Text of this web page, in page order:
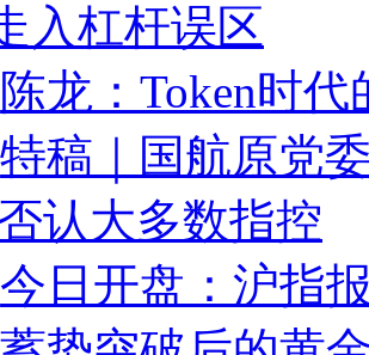
入杠杆误区
陈龙：Token时
特稿｜国航原党
认大多数指控
今日开盘：沪指